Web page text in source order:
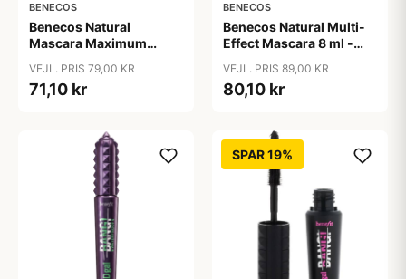
BENECOS
Benecos Natural
Mascara Maximum
Brown
VEJL. PRIS 79,00 KR
71,10 kr
BENECOS
Benecos Natural Multi-
Effect Mascara 8 ml -
VEJL. PRIS 89,00 KR
80,10 kr
SPAR 19%